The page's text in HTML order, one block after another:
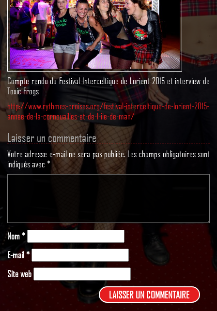
Compte rendu du Festival Interceltique de Lorient 2015 et interview de
Toxic Frogs
http://www.rythmes-croises.org/festival-interceltique-de-lorient-2015-
annee-de-la-cornouailles-et-de-l-ile-de-man/
Laisser un commentaire
Votre adresse e-mail ne sera pas publiée. Les champs obligatoires sont
indiqués avec *
Nom*
E-mail*
Site web